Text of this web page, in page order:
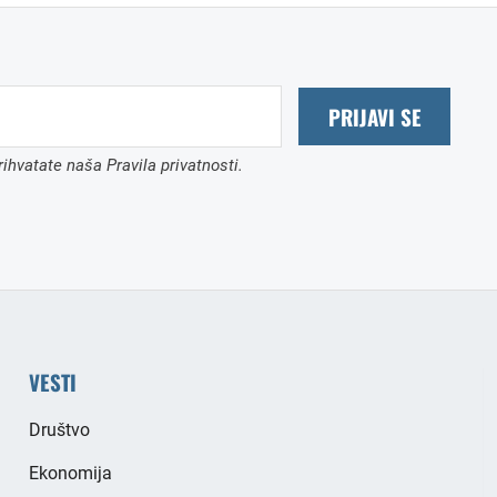
PRIJAVI SE
naša Pravila privatnosti.
VESTI
Društvo
Ekonomija